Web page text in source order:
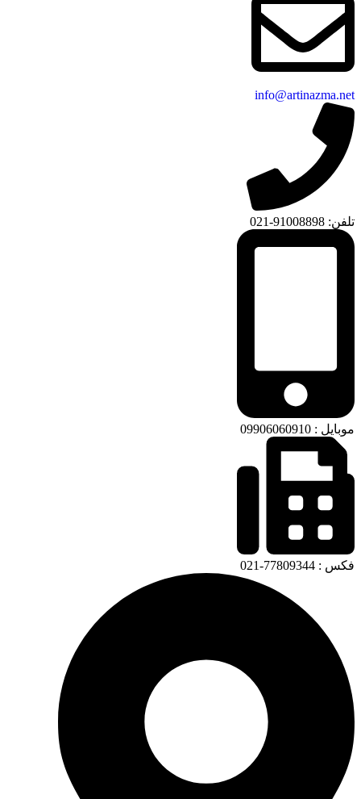
info@artinazma.net
تلفن: 91008898-021
موبایل : 09906060910
فکس : 77809344-021